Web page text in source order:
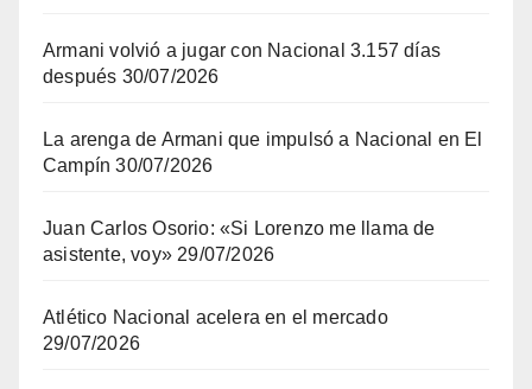
Armani volvió a jugar con Nacional 3.157 días
después 30/07/2026
La arenga de Armani que impulsó a Nacional en El
Campín 30/07/2026
Juan Carlos Osorio: «Si Lorenzo me llama de
asistente, voy» 29/07/2026
Atlético Nacional acelera en el mercado
29/07/2026